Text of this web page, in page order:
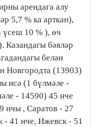
арендага алу
5,7 % ка арткан),
үсеш 10 % ), өч
Казандагы бәяләр
белән
Новгородта (13903)
исә (1 бүлмәле -
- 14590) 45 нче
нчы , Саратов - 27
- 41 нче, Ижевск - 51